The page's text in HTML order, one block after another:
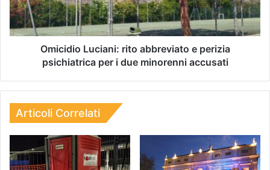
Omicidio Luciani: rito abbreviato e perizia
psichiatrica per i due minorenni accusati
Articoli Correlati